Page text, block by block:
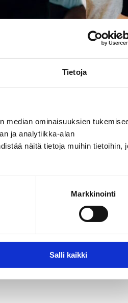
Tietoja
median ominaisuuksien
ja analytiikka-alan
näitä tietoja muihin tietoihin,
Markkinointi
Salli kaikki
osallistua tanssitunneille
kaksi kertaa viikossa ja
lukuvuoden aikana.